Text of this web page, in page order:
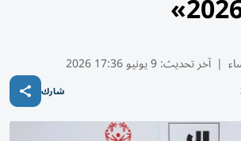
| آخر تحديث:9 يونيو 17:36 2026
شارك